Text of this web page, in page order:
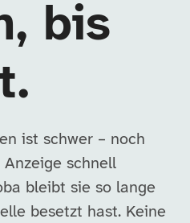
bis
ist schwer – noch
Anzeige schnell
bleibt sie so lange
besetzt hast. Keine